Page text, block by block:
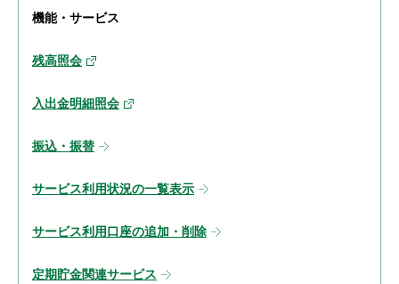
機能・サービス
残高照会
入出金明細照会
振込・振替
サービス利用状況の一覧表示
サービス利用口座の追加・削除
定期貯金関連サービス